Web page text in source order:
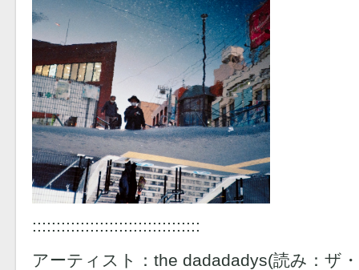
:::::::::::::::::::::::::::::::::::
アーティスト：the dadadadys(読み：ザ